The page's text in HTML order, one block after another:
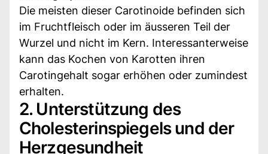
Die meisten dieser Carotinoide befinden sich
im Fruchtfleisch oder im äusseren Teil der
Wurzel und nicht im Kern. Interessanterweise
kann das Kochen von Karotten ihren
Carotingehalt sogar erhöhen oder zumindest
erhalten.
2. Unterstützung des
Cholesterinspiegels und der
Herzgesundheit